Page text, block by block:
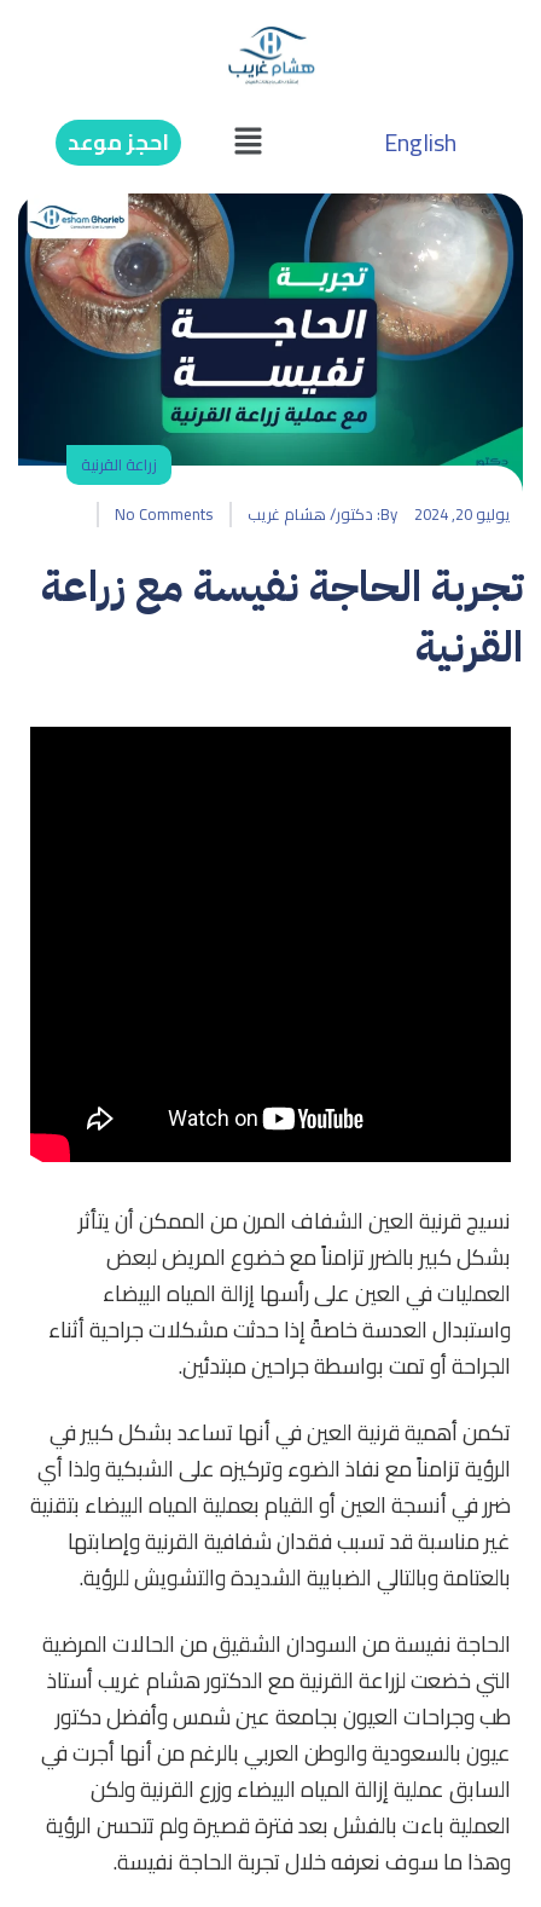
احجز موعد English
زراعة القرنية
يوليو 20, 2024
By: دكتور/ هشام غريب No Comments
تجربة الحاجة نفيسة مع زراعة
القرنية
نسيج قرنية العين الشفاف المرن من الممكن أن يتأثر
بشكل كبير بالضرر تزامناً مع خضوع المريض لبعض
العمليات في العين على رأسها إزالة المياه البيضاء
واستبدال العدسة خاصةً إذا حدثت مشكلات جراحية أثناء
الجراحة أو تمت بواسطة جراحين مبتدئين.
تكمن أهمية قرنية العين في أنها تساعد بشكل كبير في
الرؤية تزامناً مع نفاذ الضوء وتركيزه على الشبكية ولذا أي
ضرر في أنسجة العين أو القيام بعملية المياه البيضاء بتقنية
غير مناسبة قد تسبب فقدان شفافية القرنية وإصابتها
بالعتامة وبالتالي الضبابية الشديدة والتشويش للرؤية.
الحاجة نفيسة من السودان الشقيق من الحالات المرضية
التي خضعت لزراعة القرنية مع الدكتور هشام غريب أستاذ
طب وجراحات العيون بجامعة عين شمس وأفضل دكتور
عيون بالسعودية والوطن العربي بالرغم من أنها أجرت في
السابق عملية إزالة المياه البيضاء وزرع القرنية ولكن
العملية باءت بالفشل بعد فترة قصيرة ولم تتحسن الرؤية
وهذا ما سوف نعرفه خلال تجربة الحاجة نفيسة.